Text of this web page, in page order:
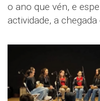
o ano que vén, e
actividade, a